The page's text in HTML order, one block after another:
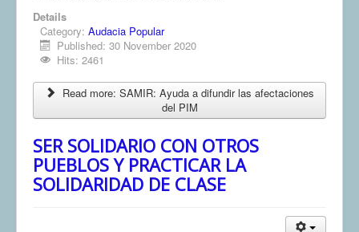
Details
Category: Audacia Popular
Published: 30 November 2020
Hits: 2461
Read more: SAMIR: Ayuda a difundir las afectaciones
del PIM
SER SOLIDARIO CON OTROS
PUEBLOS Y PRACTICAR LA
SOLIDARIDAD DE CLASE